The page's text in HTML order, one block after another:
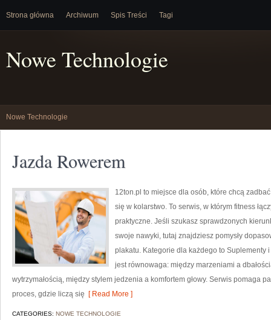
Strona główna Archiwum Spis Treści Tagi
Nowe Technologie
Nowe Technologie
Jazda Rowerem
12ton.pl to miejsce dla osób, które chcą
się w kolarstwo. To serwis, w którym fitness
praktyczne. Jeśli szukasz sprawdzonych
swoje nawyki, tutaj znajdziesz pomysły
plakatu. Kategorie dla każdego to Suplementy
jest równowaga: między marzeniami a
wytrzymałością, między stylem jedzenia a komfortem głowy. Serwis pomaga
proces, gdzie liczą się [ Read More ]
CATEGORIES: NOWE TECHNOLOGIE